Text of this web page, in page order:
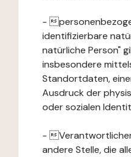
-
identifizierbare
natürliche Person"
insbesondere
Standortdaten,
Ausdruck der
oder sozialen
-
andere Stelle, die